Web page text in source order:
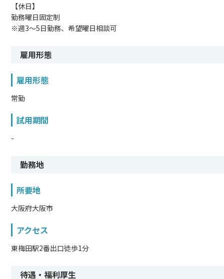
【休日】
勤務曜日固定制
※週3～5日勤務、希望曜日相談可
雇用形態
雇用形態
常勤
試用期間
-
勤務地
所要地
大阪府大阪市
アクセス
東梅田駅2番出口徒歩1分
待遇・福利厚生